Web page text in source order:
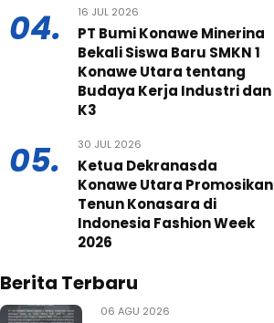
04. 16 JUL 2026
PT Bumi Konawe Minerina
Bekali Siswa Baru SMKN 1
Konawe Utara tentang
Budaya Kerja Industri dan
K3
05. 30 JUL 2026
Ketua Dekranasda
Konawe Utara Promosikan
Tenun Konasara di
Indonesia Fashion Week
2026
Berita Terbaru
06 AGU 2026